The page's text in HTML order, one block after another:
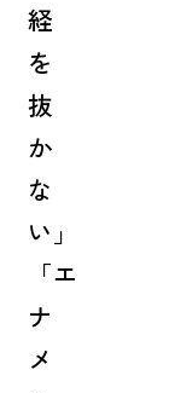
経
を
抜
か
な
い」
「エ
ナ
メ